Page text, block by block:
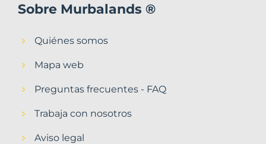
Sobre Murbalands ®
Quiénes somos
Mapa web
Preguntas frecuentes - FAQ
Trabaja con nosotros
Aviso legal